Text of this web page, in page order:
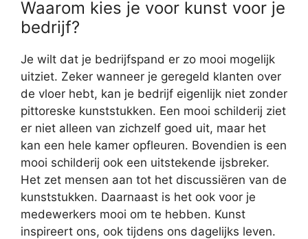
Waarom kies je voor kunst voor je
bedrijf?
Je wilt dat je bedrijfspand er zo mooi mogelijk
uitziet. Zeker wanneer je geregeld klanten over
de vloer hebt, kan je bedrijf eigenlijk niet zonder
pittoreske kunststukken. Een mooi schilderij ziet
er niet alleen van zichzelf goed uit, maar het
kan een hele kamer opfleuren. Bovendien is een
mooi schilderij ook een uitstekende ijsbreker.
Het zet mensen aan tot het discussiëren van de
kunststukken. Daarnaast is het ook voor je
medewerkers mooi om te hebben. Kunst
inspireert ons, ook tijdens ons dagelijks leven.